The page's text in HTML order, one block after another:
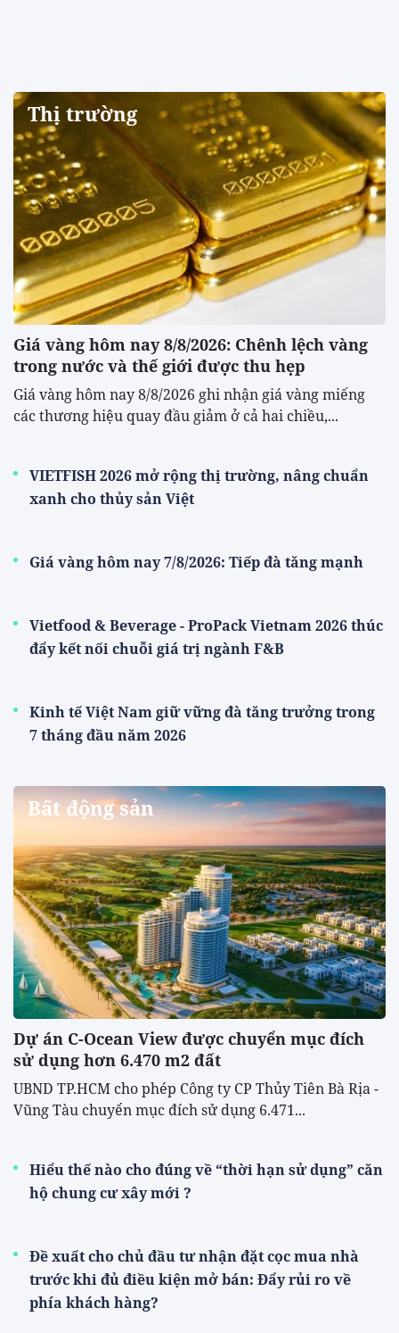
Thị trường
Giá vàng hôm nay 8/8/2026: Chênh lệch vàng
trong nước và thế giới được thu hẹp
Giá vàng hôm nay 8/8/2026 ghi nhận giá vàng miếng
các thương hiệu quay đầu giảm ở cả hai chiều,...
VIETFISH 2026 mở rộng thị trường, nâng chuẩn
xanh cho thủy sản Việt
Giá vàng hôm nay 7/8/2026: Tiếp đà tăng mạnh
Vietfood & Beverage - ProPack Vietnam 2026 thúc
đẩy kết nối chuỗi giá trị ngành F&B
Kinh tế Việt Nam giữ vững đà tăng trưởng trong
7 tháng đầu năm 2026
Bất động sản
Dự án C-Ocean View được chuyển mục đích
sử dụng hơn 6.470 m2 đất
UBND TP.HCM cho phép Công ty CP Thủy Tiên Bà Rịa -
Vũng Tàu chuyển mục đích sử dụng 6.471...
Hiểu thế nào cho đúng về “thời hạn sử dụng” căn
hộ chung cư xây mới ?
Đề xuất cho chủ đầu tư nhận đặt cọc mua nhà
trước khi đủ điều kiện mở bán: Đẩy rủi ro về
phía khách hàng?